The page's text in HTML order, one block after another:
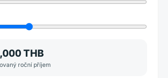
THB
roční příjem